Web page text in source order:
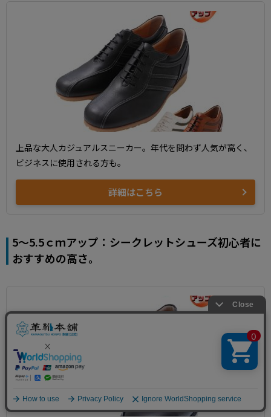
上品な大人カジュアルスニーカー。年代を問わず人気が高く、
ビジネスに使用される方も。
詳細はこちら
5～5.5ｃｍアップ：シークレットシューズ初心者に
おすすめの高さ。